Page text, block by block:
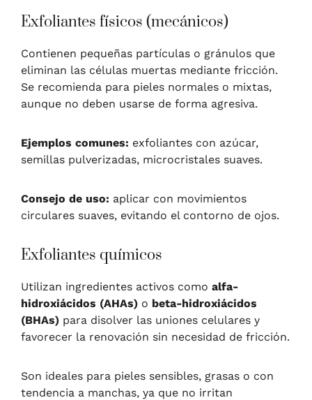
Exfoliantes físicos (mecánicos)
Contienen pequeñas partículas o gránulos que
eliminan las células muertas mediante fricción.
Se recomienda para pieles normales o mixtas,
aunque no deben usarse de forma agresiva.
Ejemplos comunes: exfoliantes con azúcar,
semillas pulverizadas, microcristales suaves.
Consejo de uso: aplicar con movimientos
circulares suaves, evitando el contorno de ojos.
Exfoliantes químicos
Utilizan ingredientes activos como alfa-
hidroxiácidos (AHAs) o beta-hidroxiácidos
(BHAs) para disolver las uniones celulares y
favorecer la renovación sin necesidad de fricción.
Son ideales para pieles sensibles, grasas o con
tendencia a manchas, ya que no irritan